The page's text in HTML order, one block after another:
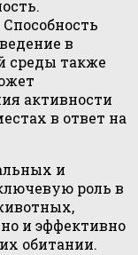
Способность
в
среды также
активности
в ответ на
и
роль в
и эффективно
обитании.